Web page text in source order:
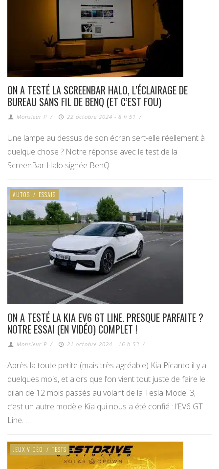
ON A TESTÉ LA SCREENBAR HALO, L’ÉCLAIRAGE DE
BUREAU SANS FIL DE BENQ (ET C’EST FOU)
Monsieur P / 22 octobre 2024 - 8 h 51 /
Une lampe au dessus de son écran sert-elle réellement à
quelque chose ? Notre réponse avec le test de la
ScreenBar Halo signée BenQ.
AUTOS / ESSAIS
ON A TESTÉ LA KIA EV6 GT LINE. PRESQUE PARFAITE ?
NOTRE ESSAI (EN VIDÉO) COMPLET !
Monsieur P / 21 octobre 2024 - 16 h 53 /
Après la toute petite (mais très agréable) Kia Picanto il y a
quelques mois, et alors que l’on vient tout juste de faire le
bilan de 12 mois passés au volant de la Tesla Model 3,
c’est un autre modèle Kia qui nous a été confié : l’EV6 GT
Line. …
JEUX VIDÉO / TESTS